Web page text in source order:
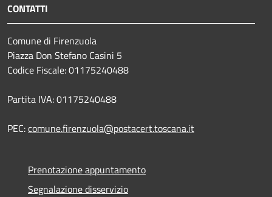
CONTATTI
Comune di Firenzuola
Piazza Don Stefano Casini 5
Codice Fiscale: 01175240488
Partita IVA: 01175240488
PEC:comune.firenzuola@postacert.toscana.it
Prenotazione appuntamento
Segnalazione disservizio